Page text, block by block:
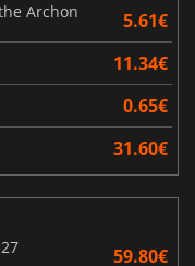
Archon 5.61€
11.34€
0.65€
31.60€
59.80€